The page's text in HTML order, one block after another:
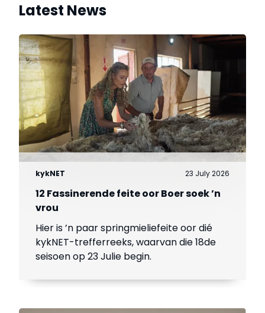
Latest News
kykNET 23 July 2026
12 Fassinerende feite oor Boer soek ’n
vrou
Hier is ’n paar springmieliefeite oor dié
kykNET-trefferreeks, waarvan die 18de
seisoen op 23 Julie begin.